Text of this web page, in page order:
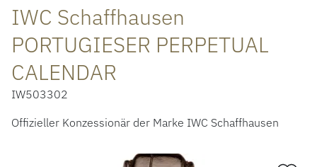
IWC Schaffhausen
PORTUGIESER PERPETUAL
CALENDAR
IW503302
Offizieller Konzessionär der Marke IWC Schaffhausen